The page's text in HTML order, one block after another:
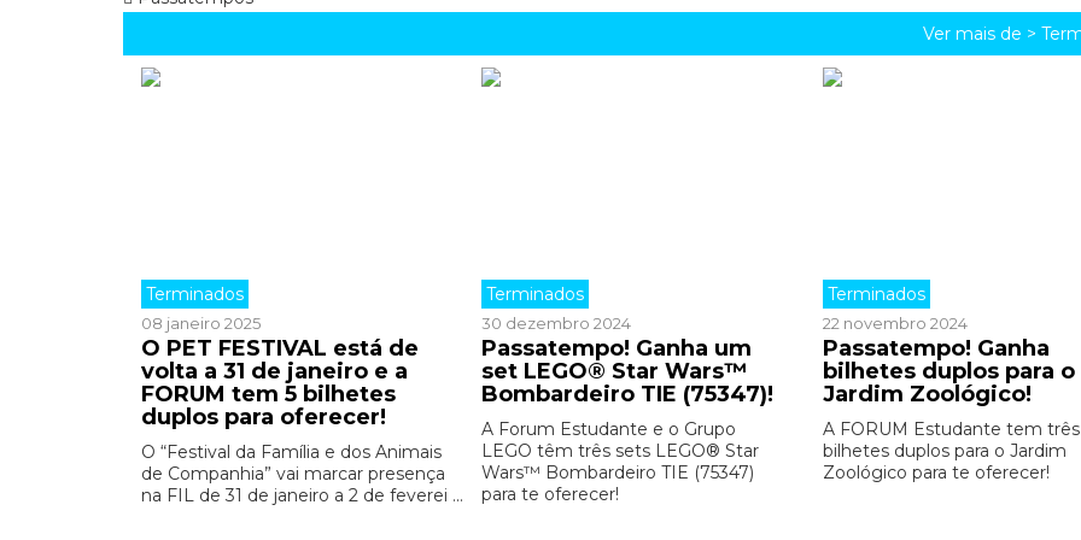
Ver mais de >
Terminados
08 janeiro 2025
O PET FESTIVAL está de
volta a 31 de janeiro e a
FORUM tem 5 bilhetes
duplos para oferecer!
O “Festival da Família e dos Animais
de Companhia” vai marcar presença
na FIL de 31 de janeiro a 2 de feverei ...
Terminados
30 dezembro 2024
Passatempo! Ganha um
set LEGO® Star Wars™
Bombardeiro TIE (75347)!
A Forum Estudante e o Grupo
LEGO têm três sets LEGO® Star
Wars™ Bombardeiro TIE (75347)
para te oferecer!
Terminados
22 novembro 2024
Passatempo! Ganha
bilhetes duplos para o
Jardim Zoológico!
A FORUM Estudante tem três
bilhetes duplos para o Jardim
Zoológico para te oferecer!